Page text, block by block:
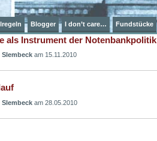
Blogger I don’t care… Fundstücke
als Instrument der Notenbankpolitik
Slembeck am 15.11.2010
Slembeck am 28.05.2010